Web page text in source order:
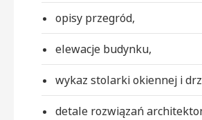
opisy przegród,
elewacje budynku,
wykaz stolarki okiennej i
detale rozwiązań